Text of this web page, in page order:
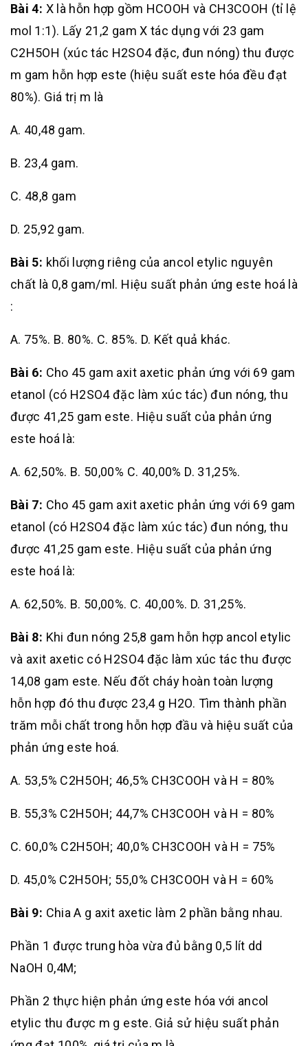
Bài 4: X là hỗn hợp gồm HCOOH và CH3COOH (tỉ lệ
mol 1:1). Lấy 21,2 gam X tác dụng với 23 gam
C2H5OH (xúc tác H2SO4 đặc, đun nóng) thu được
m gam hỗn hợp este (hiệu suất este hóa đều đạt
80%). Giá trị m là
A. 40,48 gam.
B. 23,4 gam.
C. 48,8 gam
D. 25,92 gam.
Bài 5: khối lượng riêng của ancol etylic nguyên
chất là 0,8 gam/ml. Hiệu suất phản ứng este hoá là
:
A. 75%. B. 80%. C. 85%. D. Kết quả khác.
Bài 6: Cho 45 gam axit axetic phản ứng với 69 gam
etanol (có H2SO4 đặc làm xúc tác) đun nóng, thu
được 41,25 gam este. Hiệu suất của phản ứng
este hoá là:
A. 62,50%. B. 50,00% C. 40,00% D. 31,25%.
Bài 7: Cho 45 gam axit axetic phản ứng với 69 gam
etanol (có H2SO4 đặc làm xúc tác) đun nóng, thu
được 41,25 gam este. Hiệu suất của phản ứng
este hoá là:
A. 62,50%. B. 50,00%. C. 40,00%. D. 31,25%.
Bài 8: Khi đun nóng 25,8 gam hỗn hợp ancol etylic
và axit axetic có H2SO4 đặc làm xúc tác thu được
14,08 gam este. Nếu đốt cháy hoàn toàn lượng
hỗn hợp đó thu được 23,4 g H2O. Tìm thành phần
trăm mỗi chất trong hỗn hợp đầu và hiệu suất của
phản ứng este hoá.
A. 53,5% C2H5OH; 46,5% CH3COOH và H = 80%
B. 55,3% C2H5OH; 44,7% CH3COOH và H = 80%
C. 60,0% C2H5OH; 40,0% CH3COOH và H = 75%
D. 45,0% C2H5OH; 55,0% CH3COOH và H = 60%
Bài 9: Chia A g axit axetic làm 2 phần bằng nhau.
Phần 1 được trung hòa vừa đủ bằng 0,5 lít dd
NaOH 0,4M;
Phần 2 thực hiện phản ứng este hóa với ancol
etylic thu được m g este. Giả sử hiệu suất phản